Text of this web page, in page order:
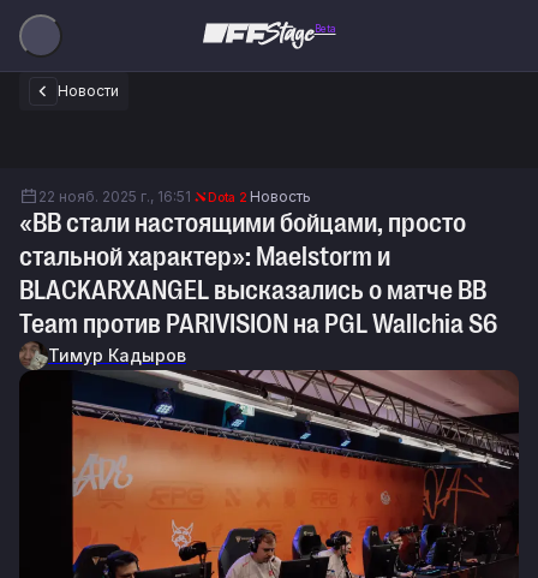
Beta
Новости
22 нояб. 2025 г., 16:51 Dota 2 Новость
«BB стали настоящими бойцами, просто
стальной характер»: Maelstorm и
BLACKARXANGEL высказались о матче BB
Team против PARIVISION на PGL Wallchia S6
Тимур Кадыров